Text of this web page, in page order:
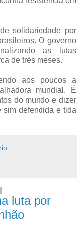
solidariedade por
O governo
as lutas
de três meses.
aos poucos a
mundial. É
do mundo e dizer
sim defendida e tida
luta por